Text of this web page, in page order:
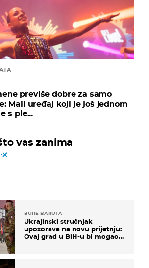
previše dobre za samo
Mali uređaj koji je još jednom
s ple...
vas zanima
BURE BARUTA
Ukrajinski stručnjak
upozorava na novu prijetnju:
Ovaj grad u BiH-u bi mogao